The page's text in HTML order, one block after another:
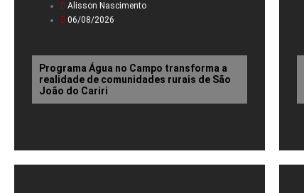
Alisson Nascimento
06/08/2026
Programa Água no Campo transforma a
realidade de comunidades rurais de São
João do Cariri